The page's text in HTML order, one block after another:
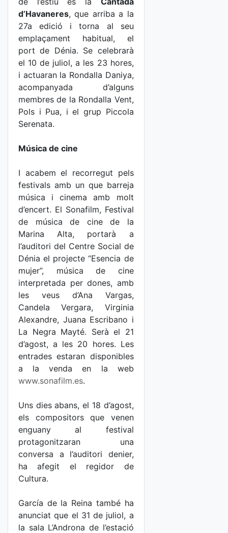
d’Havaneres, que arriba a la
27a edició i torna al seu
emplaçament habitual, el
port de Dénia. Se celebrarà
el 10 de juliol, a les 23 hores,
i actuaran la Rondalla Daniya,
acompanyada d’alguns
membres de la Rondalla Vent,
Pols i Pua, i el grup Piccola
Serenata.
Música de cine
I acabem el recorregut pels
festivals amb un que barreja
música i cinema amb molt
d’encert. El Sonafilm, Festival
de música de cine de la
Marina Alta, portarà a
l’auditori del Centre Social de
Dénia el projecte “Esencia de
mujer”, música de cine
interpretada per dones, amb
les veus d’Ana Vargas,
Candela Vergara, Virginia
Alexandre, Juana Escribano i
La Negra Mayté. Serà el 21
d’agost, a les 20 hores. Les
entrades estaran disponibles
a la venda en la web
www.sonafilm.es.
Uns dies abans, el 18 d’agost,
els compositors que venen
enguany al festival
protagonitzaran una
conversa a l’auditori denier,
ha afegit el regidor de
Cultura.
García de la Reina també ha
anunciat que el 31 de juliol, a
la sala L’Androna de l’estació